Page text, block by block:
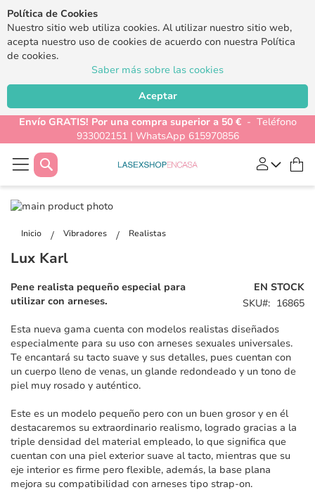
Política de Cookies
Nuestro sitio web utiliza cookies. Al utilizar nuestro sitio web,
acepta nuestro uso de cookies de acuerdo con nuestra Política
de cookies.
Saber más sobre las cookies
Aceptar
Envío GRATIS! Por una compra superior a 50 €- Teléfono
933002151 | WhatsApp 615970856
Buscar
Inicio Vibradores Realistas
Saltar
final
la
de
imágenes
de
galería
de
Lux Karl
EN STOCK
SKU
16865
Pene realista pequeño especial para
utilizar con arneses.
Esta nueva gama cuenta con modelos realistas diseñados
especialmente para su uso con arneses sexuales universales.
Te encantará su tacto suave y sus detalles, pues cuentan con
un cuerpo lleno de venas, un glande redondeado y un tono de
piel muy rosado y auténtico.
Este es un modelo pequeño pero con un buen grosor y en él
destacaremos su extraordinario realismo, logrado gracias a la
triple densidad del material empleado, lo que significa que
cuentan con una piel exterior suave al tacto, mientras que su
eje interior es firme pero flexible, además, la base plana
mejora su compatibilidad con arneses tipo strap-on.